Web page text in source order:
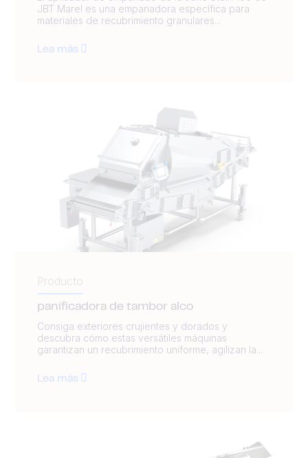
JBT Marel es una empanadora específica para
materiales de recubrimiento granulares...
Lea más
Producto
panificadora de tambor alco
Consiga exteriores crujientes y dorados y
descubra cómo estas versátiles máquinas
garantizan un recubrimiento uniforme, agilizan la...
Lea más